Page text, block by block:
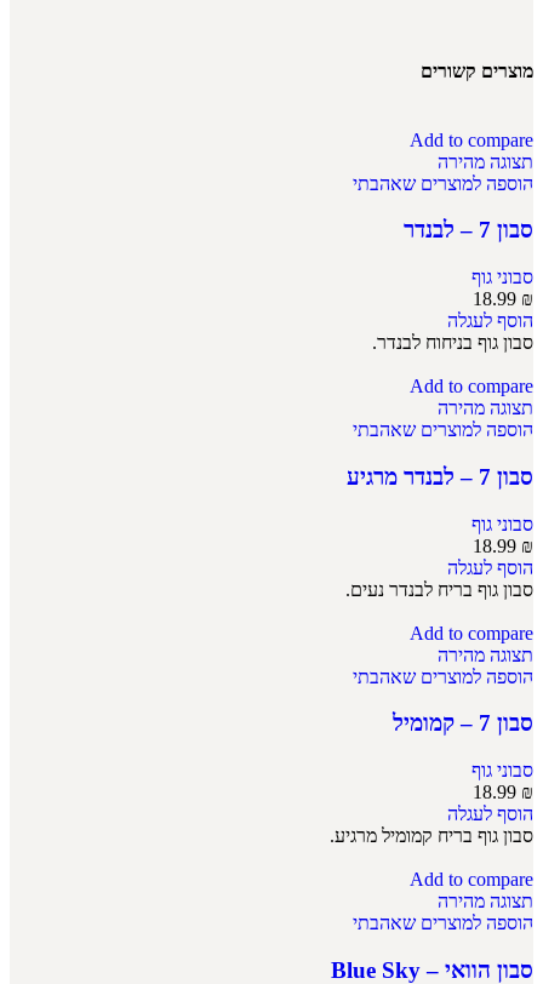
מוצרים קשורים
Add to compare
תצוגה מהירה
הוספה למוצרים שאהבתי
סבון 7 – לבנדר
סבוני גוף
18.99 ₪
הוסף לעגלה
סבון גוף בניחוח לבנדר.
Add to compare
תצוגה מהירה
הוספה למוצרים שאהבתי
סבון 7 – לבנדר מרגיע
סבוני גוף
18.99 ₪
הוסף לעגלה
סבון גוף בריח לבנדר נעים.
Add to compare
תצוגה מהירה
הוספה למוצרים שאהבתי
סבון 7 – קמומיל
סבוני גוף
18.99 ₪
הוסף לעגלה
סבון גוף בריח קמומיל מרגיע.
Add to compare
תצוגה מהירה
הוספה למוצרים שאהבתי
סבון הוואי – Blue Sky